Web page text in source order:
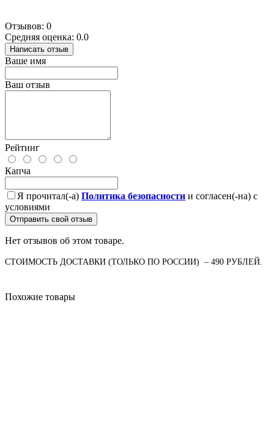
Отзывов: 0
Средняя оценка: 0.0
Написать отзыв
Ваше имя
Ваш отзыв
Рейтинг
Капча
Я прочитал(-а) Политика безопасности и согласен(-на) с
условиями
Отправить свой отзыв
Нет отзывов об этом товаре.
СТОИМОСТЬ ДОСТАВКИ (ТОЛЬКО ПО РОССИИ) – 490 РУБЛЕЙ.
Похожие товары